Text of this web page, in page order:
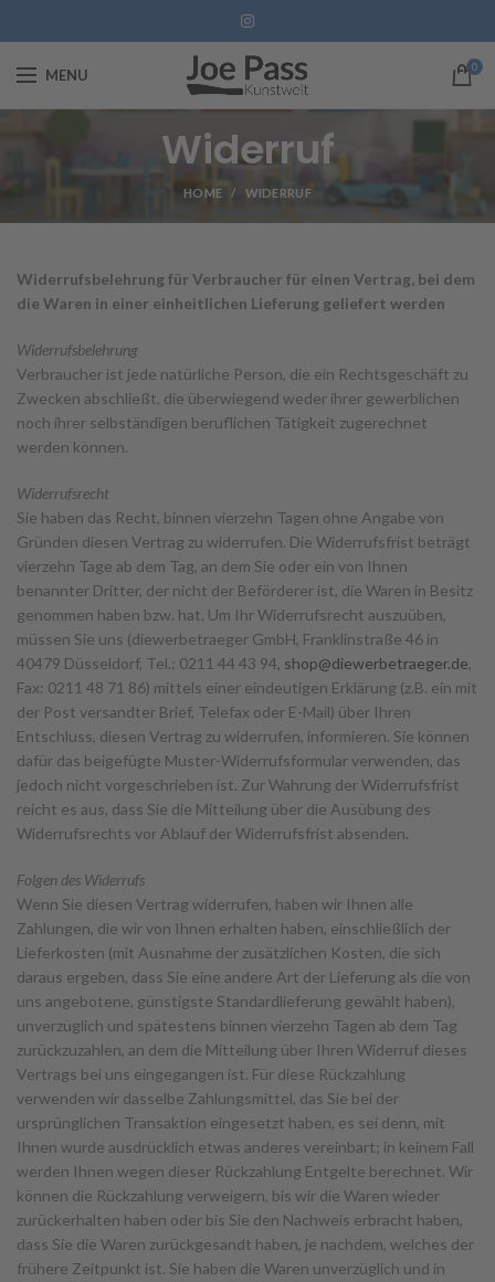
MENU 0
Widerruf
HOME WIDERRUF
Widerrufsbelehrung für Verbraucher für einen Vertrag, bei dem
die Waren in einer einheitlichen Lieferung geliefert werden
Widerrufsbelehrung
Verbraucher ist jede natürliche Person, die ein Rechtsgeschäft zu
Zwecken abschließt, die überwiegend weder ihrer gewerblichen
noch ihrer selbständigen beruflichen Tätigkeit zugerechnet
werden können.
Widerrufsrecht
Sie haben das Recht, binnen vierzehn Tagen ohne Angabe von
Gründen diesen Vertrag zu widerrufen. Die Widerrufsfrist beträgt
vierzehn Tage ab dem Tag, an dem Sie oder ein von Ihnen
benannter Dritter, der nicht der Beförderer ist, die Waren in Besitz
genommen haben bzw. hat. Um Ihr Widerrufsrecht auszuüben,
müssen Sie uns (diewerbetraeger GmbH, Franklinstraße 46 in
40479 Düsseldorf, Tel.: 0211 44 43 94, shop@diewerbetraeger.de,
Fax: 0211 48 71 86) mittels einer eindeutigen Erklärung (z.B. ein mit
der Post versandter Brief, Telefax oder E-Mail) über Ihren
Entschluss, diesen Vertrag zu widerrufen, informieren. Sie können
dafür das beigefügte Muster-Widerrufsformular verwenden, das
jedoch nicht vorgeschrieben ist. Zur Wahrung der Widerrufsfrist
reicht es aus, dass Sie die Mitteilung über die Ausübung des
Widerrufsrechts vor Ablauf der Widerrufsfrist absenden.
Folgen des Widerrufs
Wenn Sie diesen Vertrag widerrufen, haben wir Ihnen alle
Zahlungen, die wir von Ihnen erhalten haben, einschließlich der
Lieferkosten (mit Ausnahme der zusätzlichen Kosten, die sich
daraus ergeben, dass Sie eine andere Art der Lieferung als die von
uns angebotene, günstigste Standardlieferung gewählt haben),
unverzüglich und spätestens binnen vierzehn Tagen ab dem Tag
zurückzuzahlen, an dem die Mitteilung über Ihren Widerruf dieses
Vertrags bei uns eingegangen ist. Für diese Rückzahlung
verwenden wir dasselbe Zahlungsmittel, das Sie bei der
ursprünglichen Transaktion eingesetzt haben, es sei denn, mit
Ihnen wurde ausdrücklich etwas anderes vereinbart; in keinem Fall
werden Ihnen wegen dieser Rückzahlung Entgelte berechnet. Wir
können die Rückzahlung verweigern, bis wir die Waren wieder
zurückerhalten haben oder bis Sie den Nachweis erbracht haben,
dass Sie die Waren zurückgesandt haben, je nachdem, welches der
frühere Zeitpunkt ist. Sie haben die Waren unverzüglich und in